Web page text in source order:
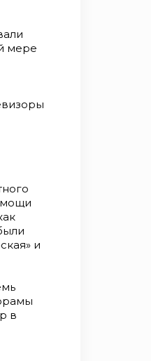
мере
и
в